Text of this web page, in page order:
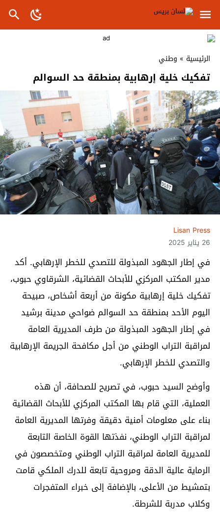
الرئيسية » وطني
تفكيك خلية إرهابية بمنطقة حد السوالم
Lisan Press
26 يناير 2025
في إطار الجهود المبذولة للتصدي للخطر الإرهابي. أكد
مدير المكتب المركزي للأبحاث القضائية، الشرقاوي حبوب،
تفكيك خلية إرهابية مكونة من أربعة أشخاص، صبيحة
اليوم الأحد بمنطقة حد السوالم ضواحي مدينة برشيد
في إطار الجهود المبذولة من طرف المديرية العامة
لمراقبة التراب الوطني من أجل مكافحة الجريمة الإرهابية
والتصدي للخطر الإرهابي.
وأوضح السيد حبوب، في تصريح للصحافة، أن هذه
العملية، التي قام بها المكتب المركزي للأبحاث القضائية
بناء على معلومات أمنية دقيقة وفرتها المديرية العامة
لمراقبة التراب الوطني، نفذتها القوة الخاصة التابعة
للمديرية العامة لمراقبة التراب الوطني ومتخصصون في
الرماية عالية الدقة ومروحية تابعة للدرك الملكي قامت
بتمشيط من الأعلى، بالإضافة إلى خبراء المتفجرات
وكلاب مدربة للشرطة.